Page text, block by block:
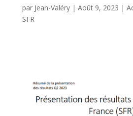
par Jean-Valéry| Août 9, 2023 |
SFR